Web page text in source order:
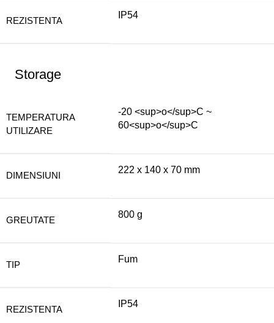
REZISTENTA
IP54
Storage
TEMPERATURA
UTILIZARE
-20 <sup>o</sup>C ~
60<sup>o</sup>C
DIMENSIUNI
222 x 140 x 70 mm
GREUTATE
800 g
TIP
Fum
REZISTENTA
IP54